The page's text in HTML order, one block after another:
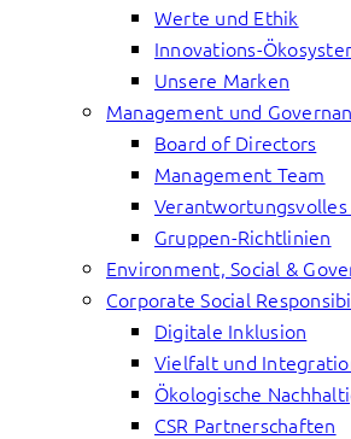
Werte und Ethik
Innovations-
Unsere Marken
Management und
Board of Directors
Management Team
Verantwortungsvolles
Gruppen-Richtlinien
Environment, Social &
Corporate Social
Digitale Inklusion
Vielfalt und
Ökologische
CSR Partnerschaften